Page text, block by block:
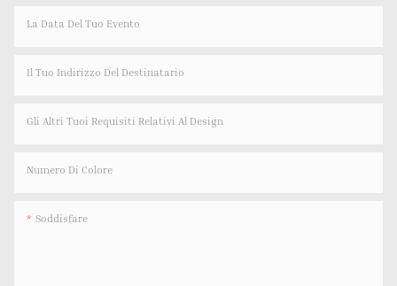
La Data Del Tuo Evento
Il Tuo Indirizzo Del Destinatario
Gli Altri Tuoi Requisiti Relativi Al Design
Numero Di Colore
Soddisfare